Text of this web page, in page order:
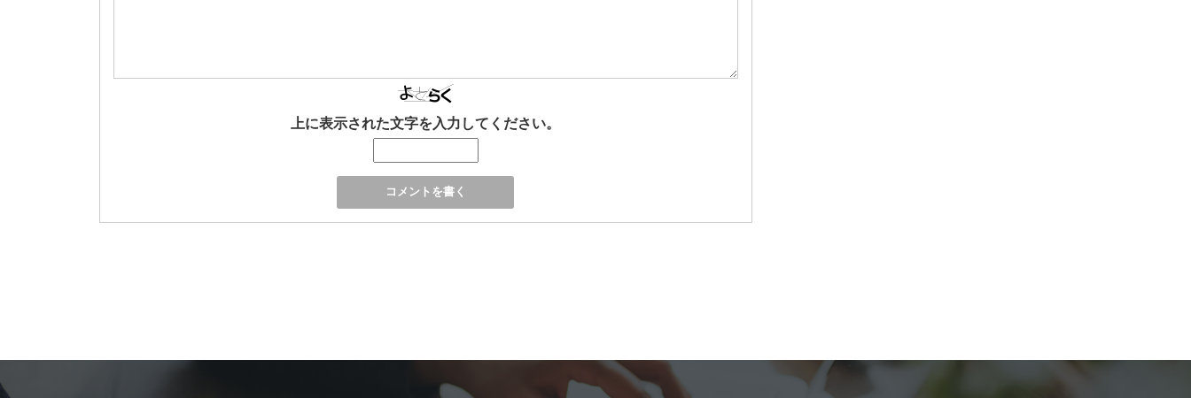
上に表示された文字を入力してください。